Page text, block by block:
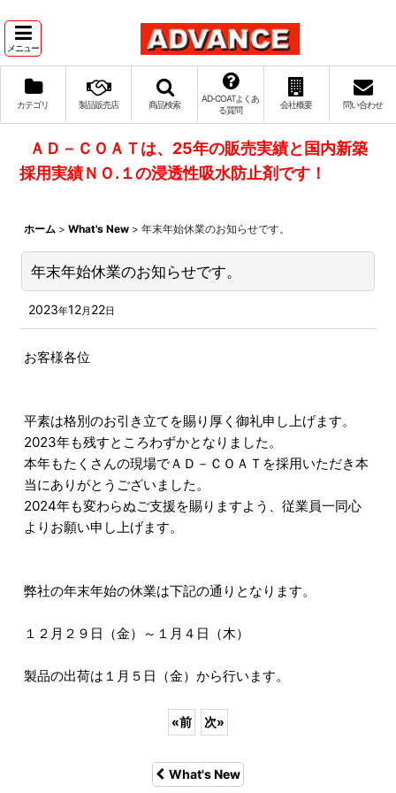
メニュー
カテゴリ 製品販売店 商品検索
AD‐COATよくあ
る質問
会社概要 問い合わせ
ＡＤ－ＣＯＡＴは、25年の販売実績と国内新築
採用実績ＮＯ.１の浸透性吸水防止剤です！
ホーム > What's New > 年末年始休業のお知らせです。
年末年始休業のお知らせです。
2023年12月 22日
お客様各位
平素は格別のお引き立てを賜り厚く御礼申し上げます。
2023年も残すところわずかとなりました。
本年もたくさんの現場でＡＤ－ＣＯＡＴを採用いただき本
当にありがとうございました。
2024年も変わらぬご支援を賜りますよう、従業員一同心
よりお願い申し上げます。
弊社の年末年始の休業は下記の通りとなります。
１２月２９日（金）～１月４日（木）
製品の出荷は１月５日（金）から行います。
«前 次»
What's New